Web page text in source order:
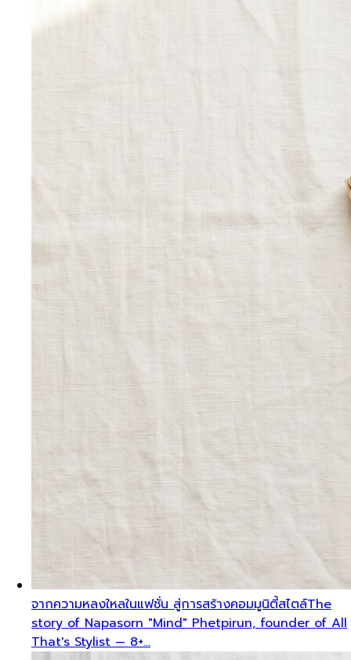
จากความหลงใหลในแฟชั่น สู่การสร้างคอมมูนิตี้สไตล์The
story of Napasorn "Mind" Phetpirun, founder of All
That's Stylist — 8+…